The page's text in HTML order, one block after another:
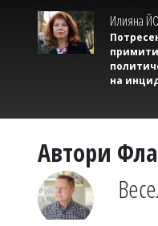
Илияна
на
Автори